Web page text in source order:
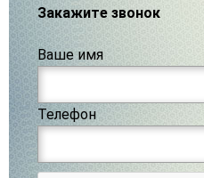
Закажите звонок
Ваше имя
Телефон